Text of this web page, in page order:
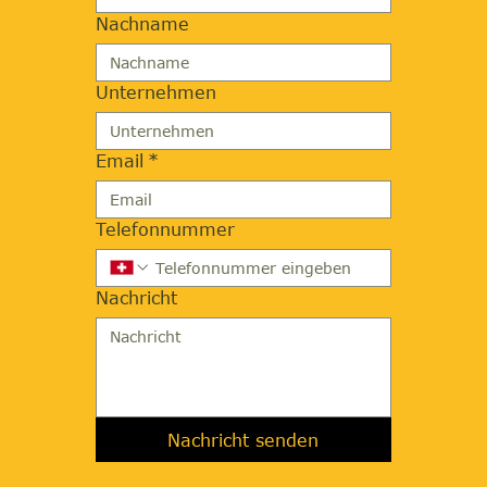
Nachname
Unternehmen
Email *
Telefonnummer
Nachricht
Nachricht senden